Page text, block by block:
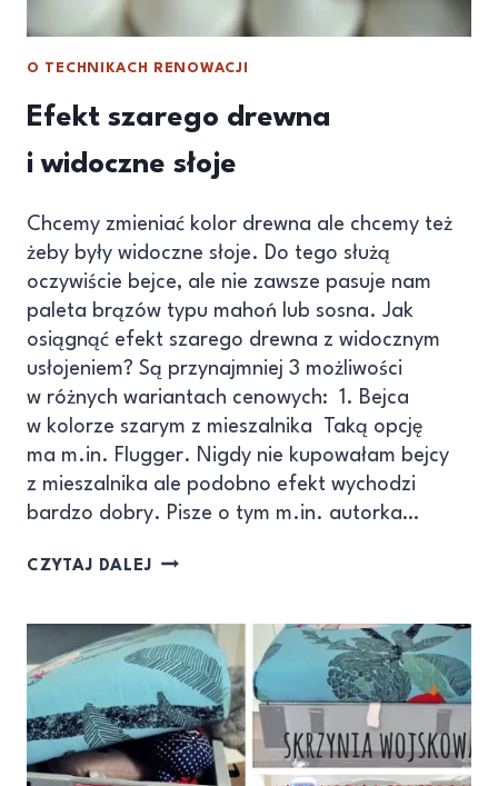
O TECHNIKACH RENOWACJI
Efekt szarego drewna
i widoczne słoje
Chcemy zmieniać kolor drewna ale chcemy też
żeby były widoczne słoje. Do tego służą
oczywiście bejce, ale nie zawsze pasuje nam
paleta brązów typu mahoń lub sosna. Jak
osiągnąć efekt szarego drewna z widocznym
usłojeniem? Są przynajmniej 3 możliwości
w różnych wariantach cenowych: 1. Bejca
w kolorze szarym z mieszalnika Taką opcję
ma m.in. Flugger. Nigdy nie kupowałam bejcy
z mieszalnika ale podobno efekt wychodzi
bardzo dobry. Pisze o tym m.in. autorka…
CZYTAJ DALEJ